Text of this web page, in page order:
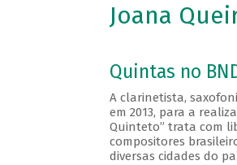
Joana
Quintas no
A clarinetista,
em 2013, para a
Quinteto” trata com
compositores
diversas cidades do